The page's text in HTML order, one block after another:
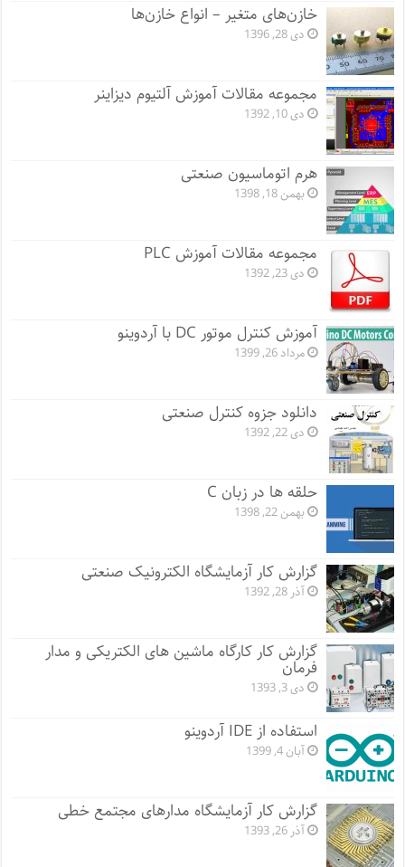
خازن‌های متغیر – انواع خازن‌ها
دی 28, 1396
مجموعه مقالات آموزش آلتیوم دیزاینر
دی 10, 1392
هرم اتوماسیون صنعتی
بهمن 18, 1398
مجموعه مقالات آموزش PLC
دی 23, 1392
آموزش کنترل موتور DC با آردوینو
مرداد 26, 1399
دانلود جزوه کنترل صنعتی
دی 22, 1392
حلقه ها در زبان C
بهمن 22, 1398
گزارش کار آزمایشگاه الکترونیک صنعتی
آذر 28, 1392
گزارش کار کارگاه ماشین های الکتریکی و مدار
فرمان
دی 3, 1393
استفاده از IDE آردوینو
آبان 4, 1399
گزارش کار آزمایشگاه مدارهای مجتمع خطی
آذر 26, 1393